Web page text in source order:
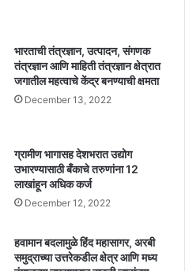
भारताची तंत्रज्ञान, उत्पादन, संगणक
तंत्रज्ञान आणि माहिती तंत्रज्ञान क्षेत्रात
जगातील महत्वाचे केंद्र बनण्याची क्षमता
December 13, 2022
ग्रामीण भागासह देशभरात उद्योग
उभारण्यासाठी बँकाचे तरुणांना 12
लाखांहून अधिक कर्ज
December 12, 2022
हवामान बदलामुळे हिंद महासागर, अरबी
समुद्राच्या उत्तरेकडील क्षेत्र आणि मध्य